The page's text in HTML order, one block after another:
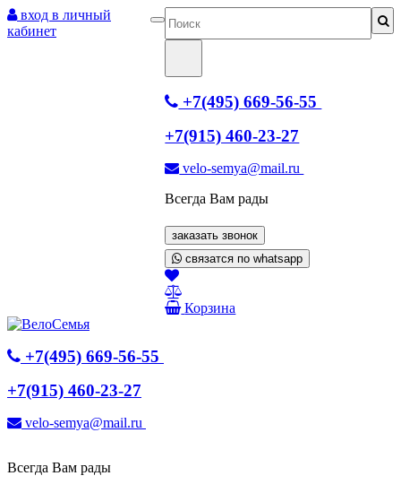
вход в личный
кабинет
+7(495) 669-56-55
+7(915) 460-23-27
velo-semya@mail.ru
Всегда Вам рады
заказать звонок
связатся по whatsapp
Корзина
+7(495) 669-56-55
+7(915) 460-23-27
velo-semya@mail.ru
Всегда Вам рады